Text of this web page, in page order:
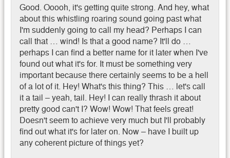
Good. Ooooh, it's getting quite strong. And hey, what
about this whistling roaring sound going past what
I'm suddenly going to call my head? Perhaps I can
call that … wind! Is that a good name? It'll do …
perhaps I can find a better name for it later when I've
found out what it's for. It must be something very
important because there certainly seems to be a hell
of a lot of it. Hey! What's this thing? This … let's call
it a tail – yeah, tail. Hey! I can really thrash it about
pretty good can't I? Wow! Wow! That feels great!
Doesn't seem to achieve very much but I'll probably
find out what it's for later on. Now – have I built up
any coherent picture of things yet?